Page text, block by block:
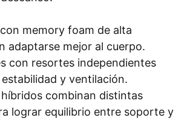
memory foam de alta
adaptarse mejor al cuerpo.
con resortes independientes
y ventilación.
híbridos combinan distintas
lograr equilibrio entre soporte y